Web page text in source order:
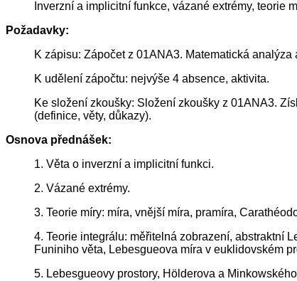
Inverzní a implicitní funkce, vázané extrémy, teorie
Požadavky:
K zápisu: Zápočet z 01ANA3. Matematická
K udělení zápočtu: nejvýše 4 absence, aktivita.
Ke složení zkoušky: Složení zkoušky z 01ANA3.
(definice, věty, důkazy).
Osnova přednášek:
1. Věta o inverzní a implicitní funkci.
2. Vázané extrémy.
3. Teorie míry: míra, vnější míra, pramíra,
4. Teorie integrálu: měřitelná zobrazení, abstraktní
Funiniho věta, Lebesgueova míra v euklidovském
5. Lebesgueovy prostory, Hölderova a